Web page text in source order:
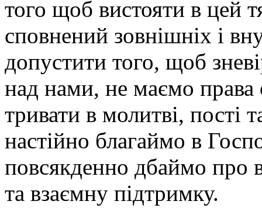
того щоб вистояти в цей
сповнений зовнішніх і
допустити того, щоб
над нами, не маємо права
тривати в молитві, пості
настійно благаймо в
повсякденно дбаймо про
та взаємну підтримку.